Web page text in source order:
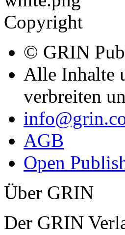
Copyright
© GRIN
Alle Inhalte
verbreiten
AGB
Open
Über GRIN
Der GRIN